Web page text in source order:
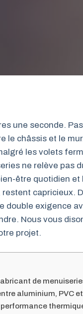
une seconde.
le châssis et le
les volets
ne relève pas
être quotidien
capricieux.
double exigence
Nous vous
projet.
de
aluminium, PVC